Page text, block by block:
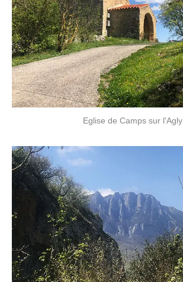
Eglise de Camps sur l'Agly